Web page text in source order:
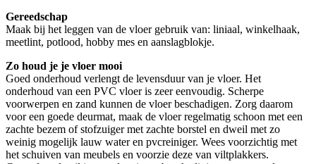
Gereedschap
Maak bij het leggen van de vloer gebruik van: liniaal, winkelhaak,
meetlint, potlood, hobby mes en aanslagblokje.
Zo houd je je vloer mooi
Goed onderhoud verlengt de levensduur van je vloer. Het
onderhoud van een PVC vloer is zeer eenvoudig. Scherpe
voorwerpen en zand kunnen de vloer beschadigen. Zorg daarom
voor een goede deurmat, maak de vloer regelmatig schoon met een
zachte bezem of stofzuiger met zachte borstel en dweil met zo
weinig mogelijk lauw water en pvcreiniger. Wees voorzichtig met
het schuiven van meubels en voorzie deze van viltplakkers.